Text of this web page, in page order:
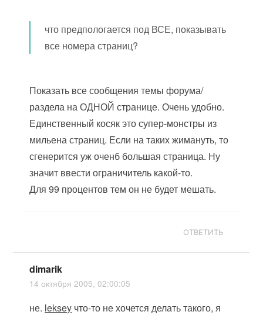
что предпологается под ВСЕ, показывать
все номера страниц?
Показать все сообщения темы форума/
раздела на ОДНОЙ странице. Очень удобно.
Единственный косяк это супер-монстры из
мильена страниц. Если на таких жимануть, то
сгенерится уж оченб большая страница. Ну
значит ввести ограничитель какой-то.
Для 99 процентов тем он не будет мешать.
ОТВЕТИТЬ
dimarik
14 октября 2005, 02:00:05
не. leksey что-то не хочется делать такого, я